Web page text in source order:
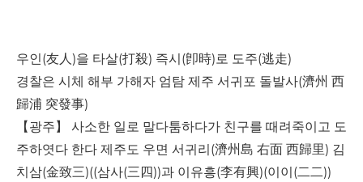
우인(友人)을 타살(打殺) 즉시(卽時)로 도주(逃走)
경찰은 시체 해부 가해자 엄탐 제주 서귀포 돌발사(濟州 西
歸浦 突發事)
【광주】 사소한 일로 말다툼하다가 친구를 때려죽이고 도
주하엿다 한다 제주도 우면 서귀리(濟州島 右面 西歸里) 김
치삼(金致三)((삼사(三四))과 이유흥(李有興)(이이(二二))